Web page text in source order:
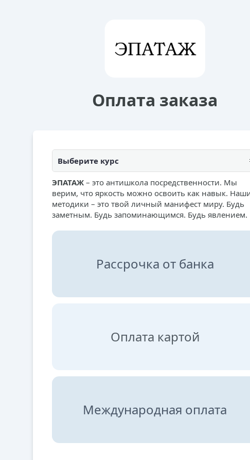
Оплата заказа
Выберите курс
ЭПАТАЖ – это антишкола посредственности. Мы
верим, что яркость можно освоить как навык.
методики – это твой личный манифест миру. Будь
заметным. Будь запоминающимся. Будь явлением.
Рассрочка от банка
Оплата картой
Международная оплата